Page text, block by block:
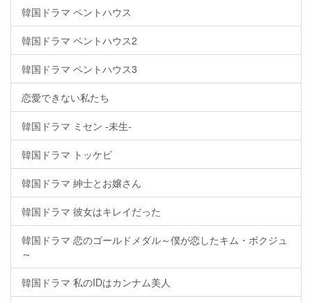
韓国ドラマ ペントハウス
韓国ドラマ ペントハウス2
韓国ドラマ ペントハウス3
恋愛できない私たち
韓国ドラマ ミセン -未生-
韓国ドラマ トッケビ
韓国ドラマ 紳士とお嬢さん
韓国ドラマ 彼女はキレイだった
韓国ドラマ 恋のゴールドメダル～僕が恋したキム・ボクジュ
～
韓国ドラマ 私のIDはカンナム美人